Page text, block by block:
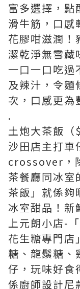
富多選擇，點
滑牛筋，口
花膠咁滋潤！
潔乾淨無雪藏
一口一口吃過
及辣汁，令麵
次，口感更為
.
土炮大茶飯（
沙田店主打車
crossover，
茶餐廳同冰室
茶飯」就係
冰室甜品！新
上元朗小店-
花生糖專門店
糖、龍鬚糖、
仔，玩味好食
係廚師設計尼